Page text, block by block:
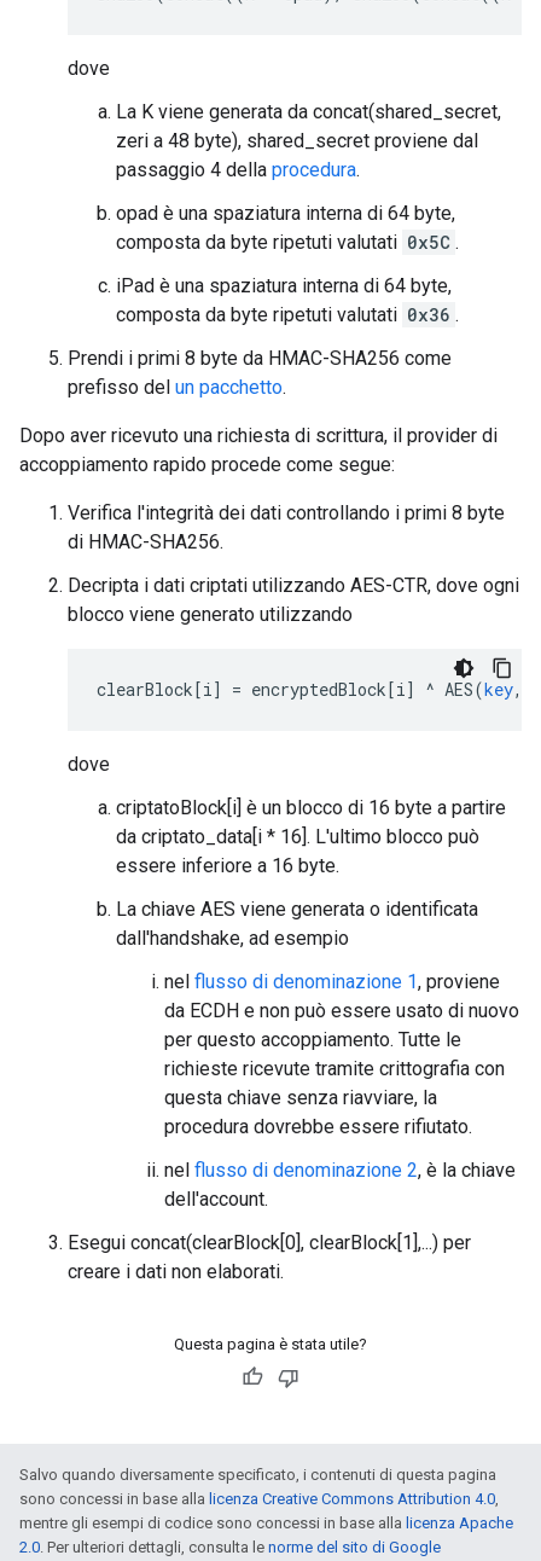
dove
La K viene generata da concat(shared_secret,
zeri a 48 byte), shared_secret proviene dal
passaggio 4 della procedura.
opad è una spaziatura interna di 64 byte,
composta da byte ripetuti valutati 0x5C .
iPad è una spaziatura interna di 64 byte,
composta da byte ripetuti valutati 0x36 .
Prendi i primi 8 byte da HMAC-SHA256 come
prefisso del un pacchetto.
Dopo aver ricevuto una richiesta di scrittura, il provider di
accoppiamento rapido procede come segue:
Verifica l'integrità dei dati controllando i primi 8 byte
di HMAC-SHA256.
Decripta i dati criptati utilizzando AES-CTR, dove ogni
blocco viene generato utilizzando
clearBlock[i] = encryptedBlock[i] ^ AES(key,
dove
criptatoBlock[i] è un blocco di 16 byte a partire
da criptato_data[i * 16]. L'ultimo blocco può
essere inferiore a 16 byte.
La chiave AES viene generata o identificata
dall'handshake, ad esempio
nel flusso di denominazione 1, proviene
da ECDH e non può essere usato di nuovo
per questo accoppiamento. Tutte le
richieste ricevute tramite crittografia con
questa chiave senza riavviare, la
procedura dovrebbe essere rifiutato.
nel flusso di denominazione 2, è la chiave
dell'account.
Esegui concat(clearBlock[0], clearBlock[1],...) per
creare i dati non elaborati.
Questa pagina è stata utile?
Salvo quando diversamente specificato, i contenuti di questa pagina
sono concessi in base alla licenza Creative Commons Attribution 4.0,
mentre gli esempi di codice sono concessi in base alla licenza Apache
2.0. Per ulteriori dettagli, consulta le norme del sito di Google